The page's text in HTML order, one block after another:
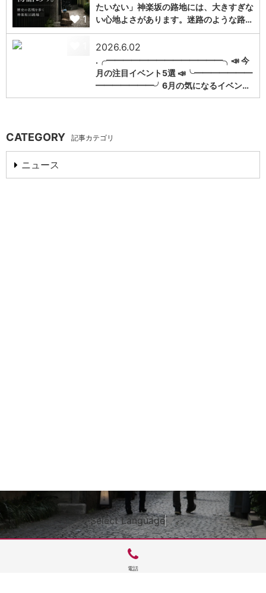
1
たいない」神楽坂の路地には、大きすぎな
い心地よさがあります。迷路のような路…
2026.6.02
.╭━━━━━━━━━━━━━━╮📣 今
月の注目イベント5選 📣╰━━━━━━━
━━━━━━━╯6月の気になるイベン…
CATEGORY 記事カテゴリ
ニュース
Select Language▼
電話